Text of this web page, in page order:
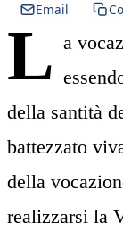
Email
L a
della santità
battezzato
della
realizzarsi la